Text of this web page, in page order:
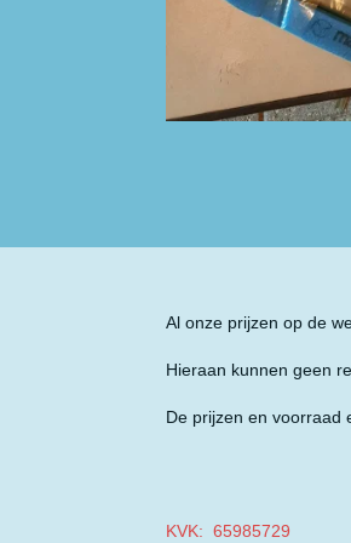
Al onze prijzen op de
Hieraan kunnen geen
De prijzen en voorraad
KVK: 65985729